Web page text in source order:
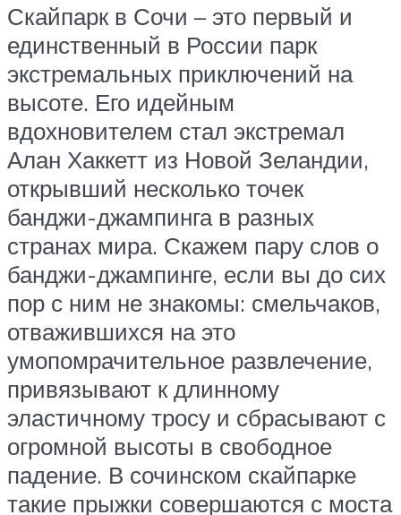
Скайпарк в Сочи – это первый и
единственный в России парк
экстремальных приключений на
высоте. Его идейным
вдохновителем стал экстремал
Алан Хаккетт из Новой Зеландии,
открывший несколько точек
банджи-джампинга в разных
странах мира. Скажем пару слов о
банджи-джампинге, если вы до сих
пор с ним не знакомы: смельчаков,
отважившихся на это
умопомрачительное развлечение,
привязывают к длинному
эластичному тросу и сбрасывают с
огромной высоты в свободное
падение. В сочинском скайпарке
такие прыжки совершаются с моста